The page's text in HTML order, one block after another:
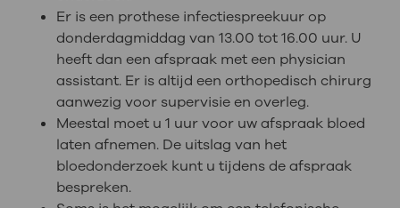
Er is een prothese infectiespreekuur op
donderdagmiddag van 13.00 tot 16.00 uur. U
heeft dan een afspraak met een physician
assistant. Er is altijd een orthopedisch chirurg
aanwezig voor supervisie en overleg.
Meestal moet u 1 uur voor uw afspraak bloed
laten afnemen. De uitslag van het
bloedonderzoek kunt u tijdens de afspraak
bespreken.